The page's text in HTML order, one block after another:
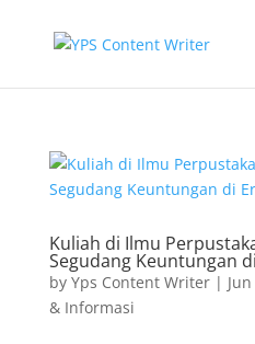
Kuliah di Ilmu
Segudang Keuntungan
by Yps Content Writer|
& Informasi